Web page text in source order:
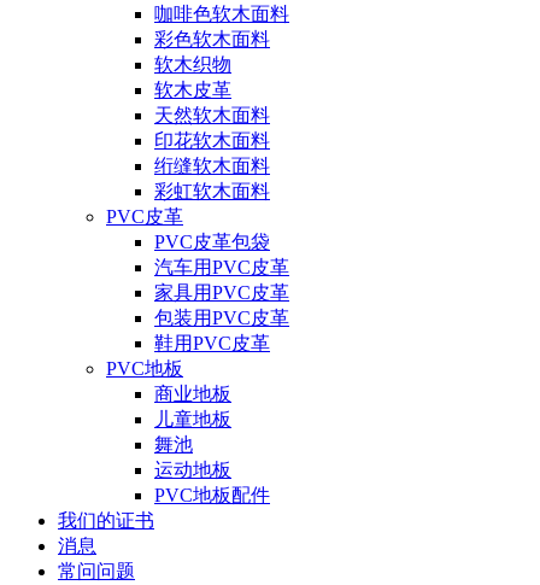
咖啡色软木面料
彩色软木面料
软木织物
软木皮革
天然软木面料
印花软木面料
绗缝软木面料
彩虹软木面料
PVC皮革
PVC皮革包袋
汽车用PVC皮革
家具用PVC皮革
包装用PVC皮革
鞋用PVC皮革
PVC地板
商业地板
儿童地板
舞池
运动地板
PVC地板配件
我们的证书
消息
常问问题